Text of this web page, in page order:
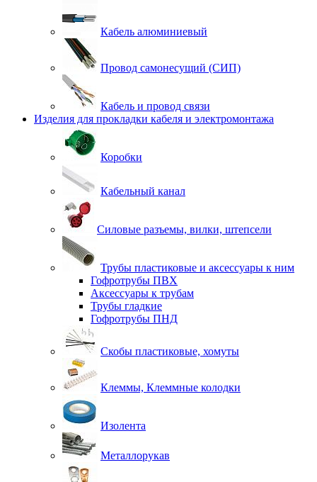
Кабель алюминиевый
Провод самонесущий (СИП)
Кабель и провод связи
Изделия для прокладки кабеля и электромонтажа
Коробки
Кабельный канал
Силовые разъемы, вилки, штепсели
Трубы пластиковые и аксессуары к ним
Гофротрубы ПВХ
Аксессуары к трубам
Трубы гладкие
Гофротрубы ПНД
Скобы пластиковые, хомуты
Клеммы, Клеммные колодки
Изолента
Металлорукав